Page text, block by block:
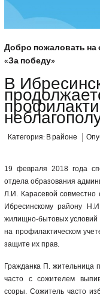
Добро пожаловать на
«За победу»
В
Категория: В районе
19 февраля 2018 года
отдела образования
Л.И. Карасевой
Ибресинскому району
жилищно-бытовых
на профилактическом
защите их прав.
Гражданка П. жительница
часто с сожителем
ссоры. Сожитель часто